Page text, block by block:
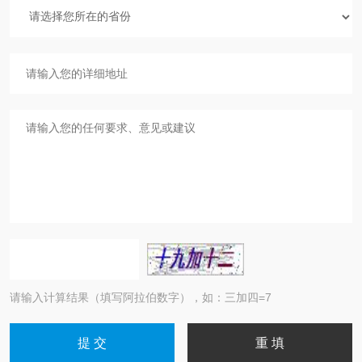
请输入计算结果（填写阿拉伯数字），如：三加四=7